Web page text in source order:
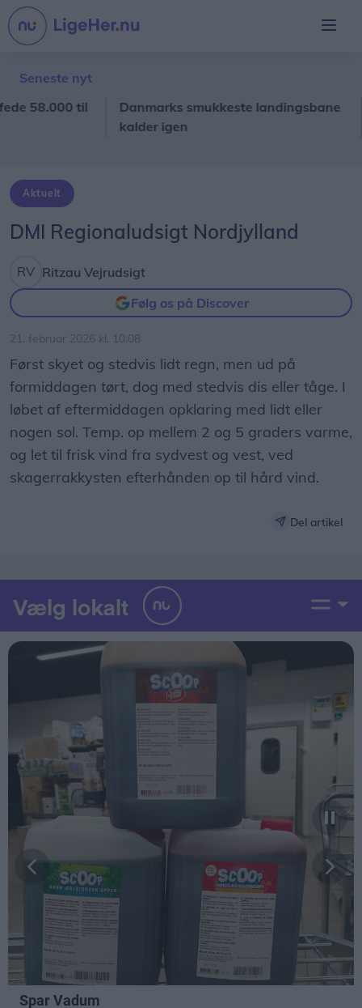
Seneste nyt
til
Danmarks smukkeste landingsbane
kalder igen
Aktuelt
DMI Regionaludsigt Nordjylland
Ritzau Vejrudsigt
Følg os på Discover
21. februar 2026 kl. 10.08
Først skyet og stedvis lidt regn, men ud på
formiddagen tørt, dog med stedvis dis eller tåge. I
løbet af eftermiddagen opklaring med lidt eller
nogen sol. Temp. op mellem 2 og 5 graders varme,
og let til frisk vind fra sydvest og vest, ved
skagerrakkysten efterhånden op til hård vind.
Del artikel